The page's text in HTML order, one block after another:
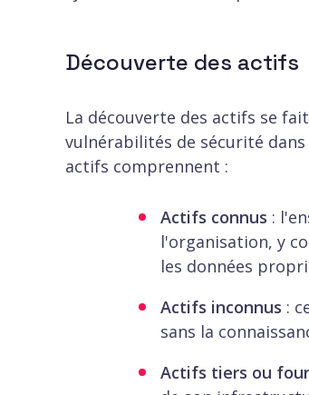
Découverte des actifs
La découverte des actifs se
vulnérabilités de sécurité
actifs comprennent :
Actifs connus :
l'organisation, y
les données
Actifs inconnus :
sans la
Actifs tiers ou